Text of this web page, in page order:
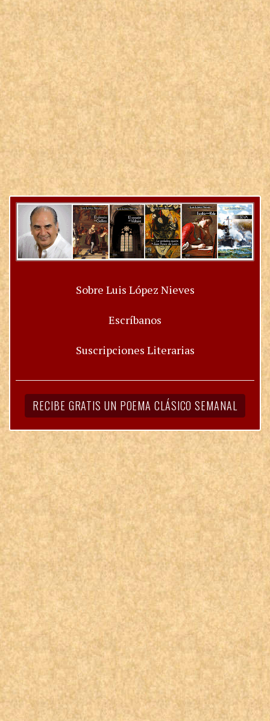
Sobre Luis López Nieves
Escríbanos
Suscripciones Literarias
RECIBE GRATIS UN POEMA CLÁSICO SEMANAL